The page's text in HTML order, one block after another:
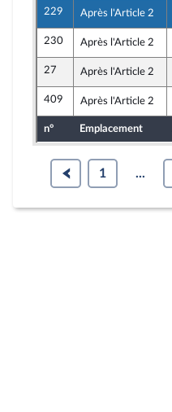
229 Après l'Article 2
230 Après l'Article 2
27 Après l'Article 2
409 Après l'Article 2
n° Emplacement
1 ...